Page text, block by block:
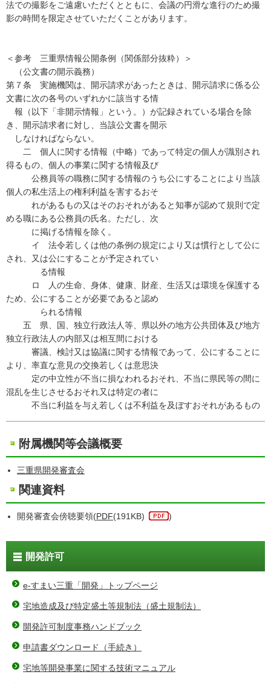
法での撮影をご遠慮いただくとともに、会議の円滑な進行のため撮
影の時間を限定させていただくことがあります。
＜参考 三重県情報公開条例（関係部分抜粋）＞
（公文書の開示義務）
第７条 実施機関は、開示請求があったときは、開示請求に係る公
文書に次の各号のいずれかに該当する情
報（以下「非開示情報」という。）が記録されている場合を除
き、開示請求者に対し、当該公文書を開示
しなければならない。
二 個人に関する情報（中略）であって特定の個人が識別され
得るもの、個人の事業に関する情報及び
公務員等の職務に関する情報のうち公にすることにより当該
個人の私生活上の権利利益を害するおそ
れがあるもの又はそのおそれがあると知事が認めて規則で定
める職にある公務員の氏名。ただし、次
に掲げる情報を除く。
イ 法令若しくは他の条例の規定により又は慣行として公に
され、又は公にすることが予定されてい
る情報
ロ 人の生命、身体、健康、財産、生活又は環境を保護する
ため、公にすることが必要であると認め
られる情報
五 県、国、独立行政法人等、県以外の地方公共団体及び地方
独立行政法人の内部又は相互間における
審議、検討又は協議に関する情報であって、公にすることに
より、率直な意見の交換若しくは意思決
定の中立性が不当に損なわれるおそれ、不当に県民等の間に
混乱を生じさせるおそれ又は特定の者に
不当に利益を与え若しくは不利益を及ぼすおそれがあるもの
附属機関等会議概要
三重県開発審査会
関連資料
開発審査会傍聴要領(PDF(191KB) )
開発許可
e-すまい三重「開発」トップページ
宅地造成及び特定盛土等規制法（盛土規制法）
開発許可制度事務ハンドブック
申請書ダウンロード（手続き）
宅地等開発事業に関する技術マニュアル